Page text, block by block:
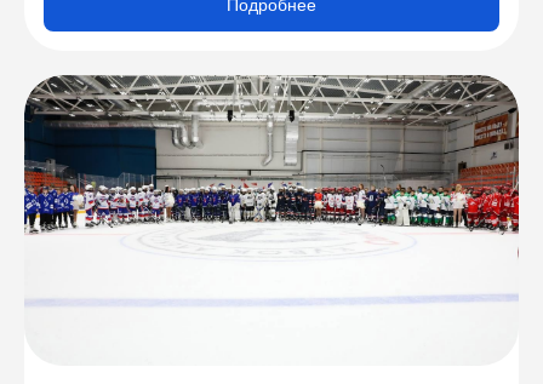
проведению спортивных мероприятий», Федерацией
хоккея России, Федерацией хоккея Московской
трехкратного чемпиона мира, обладателя Кубка
Стэнли А.М. Овечкина.
Подробнее